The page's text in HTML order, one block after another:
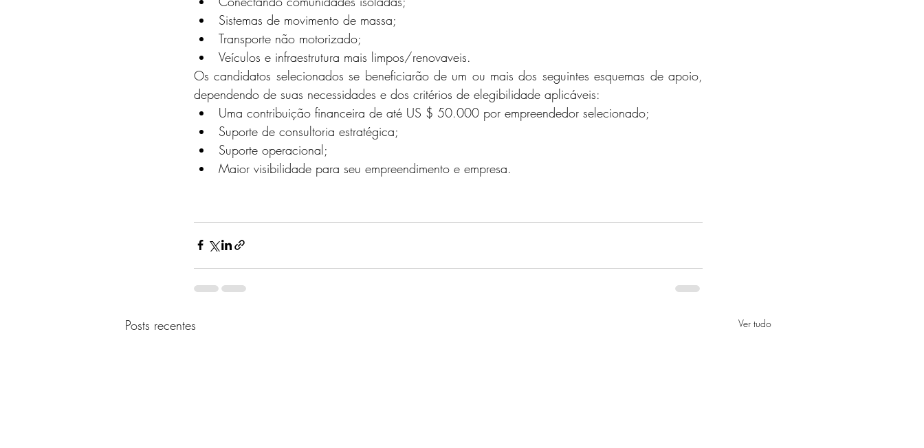
Sistemas de movimento de massa;
Transporte não motorizado;
Veículos e infraestrutura mais limpos/renovaveis.
Os candidatos selecionados se beneficiarão de um ou mais dos seguintes esquemas de apoio,
dependendo de suas necessidades e dos critérios de elegibilidade aplicáveis:
Uma contribuição financeira de até US $ 50.000 por empreendedor selecionado;
Suporte de consultoria estratégica;
Suporte operacional;
Maior visibilidade para seu empreendimento e empresa.
Posts recentes Ver tudo